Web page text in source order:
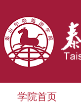
学院首页